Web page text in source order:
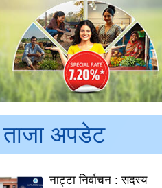
ताजा अपडेट
नाट्टा निर्वाचन : सदस्य